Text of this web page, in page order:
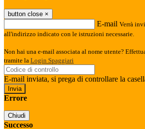
button close ×
E-mail Verrà
all'indirizzo indicato con le istruzioni necessarie.
Non hai una e-mail associata al nome utente?
tramite la Login Spaggiari
E-mail inviata, si prega di controllare la
Errore
Chiudi
Successo